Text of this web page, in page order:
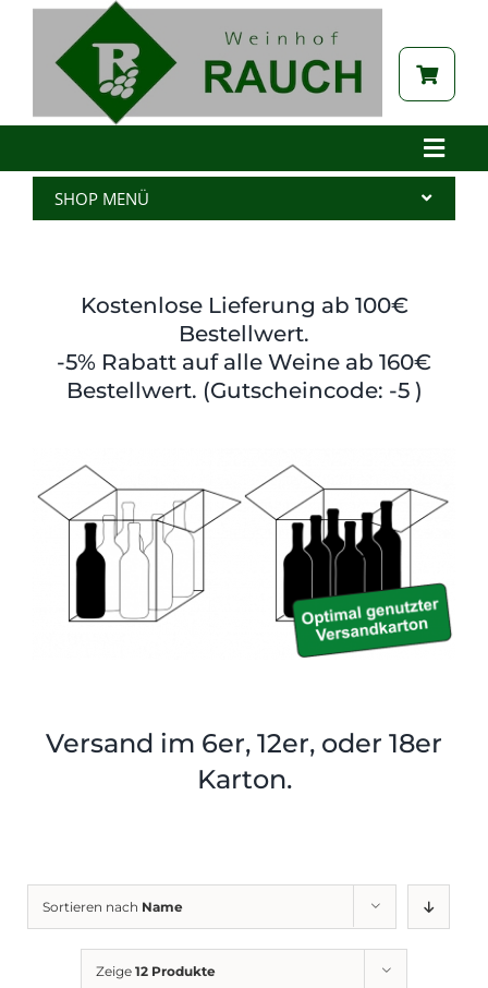
Zum
springen
Toggle
Brennerei
Tabak
Shop
SHOP MENÜ
Edelbrand
Kernöl
Tabak
Zubehör
Kostenlose Lieferung ab 100€
Bestellwert.
-5% Rabatt auf alle Weine ab 160€
Bestellwert. (Gutscheincode: -5 )
Versand im 6er, 12er, oder 18er
Karton.
Sortieren nach Name
Zeige 12 Produkte